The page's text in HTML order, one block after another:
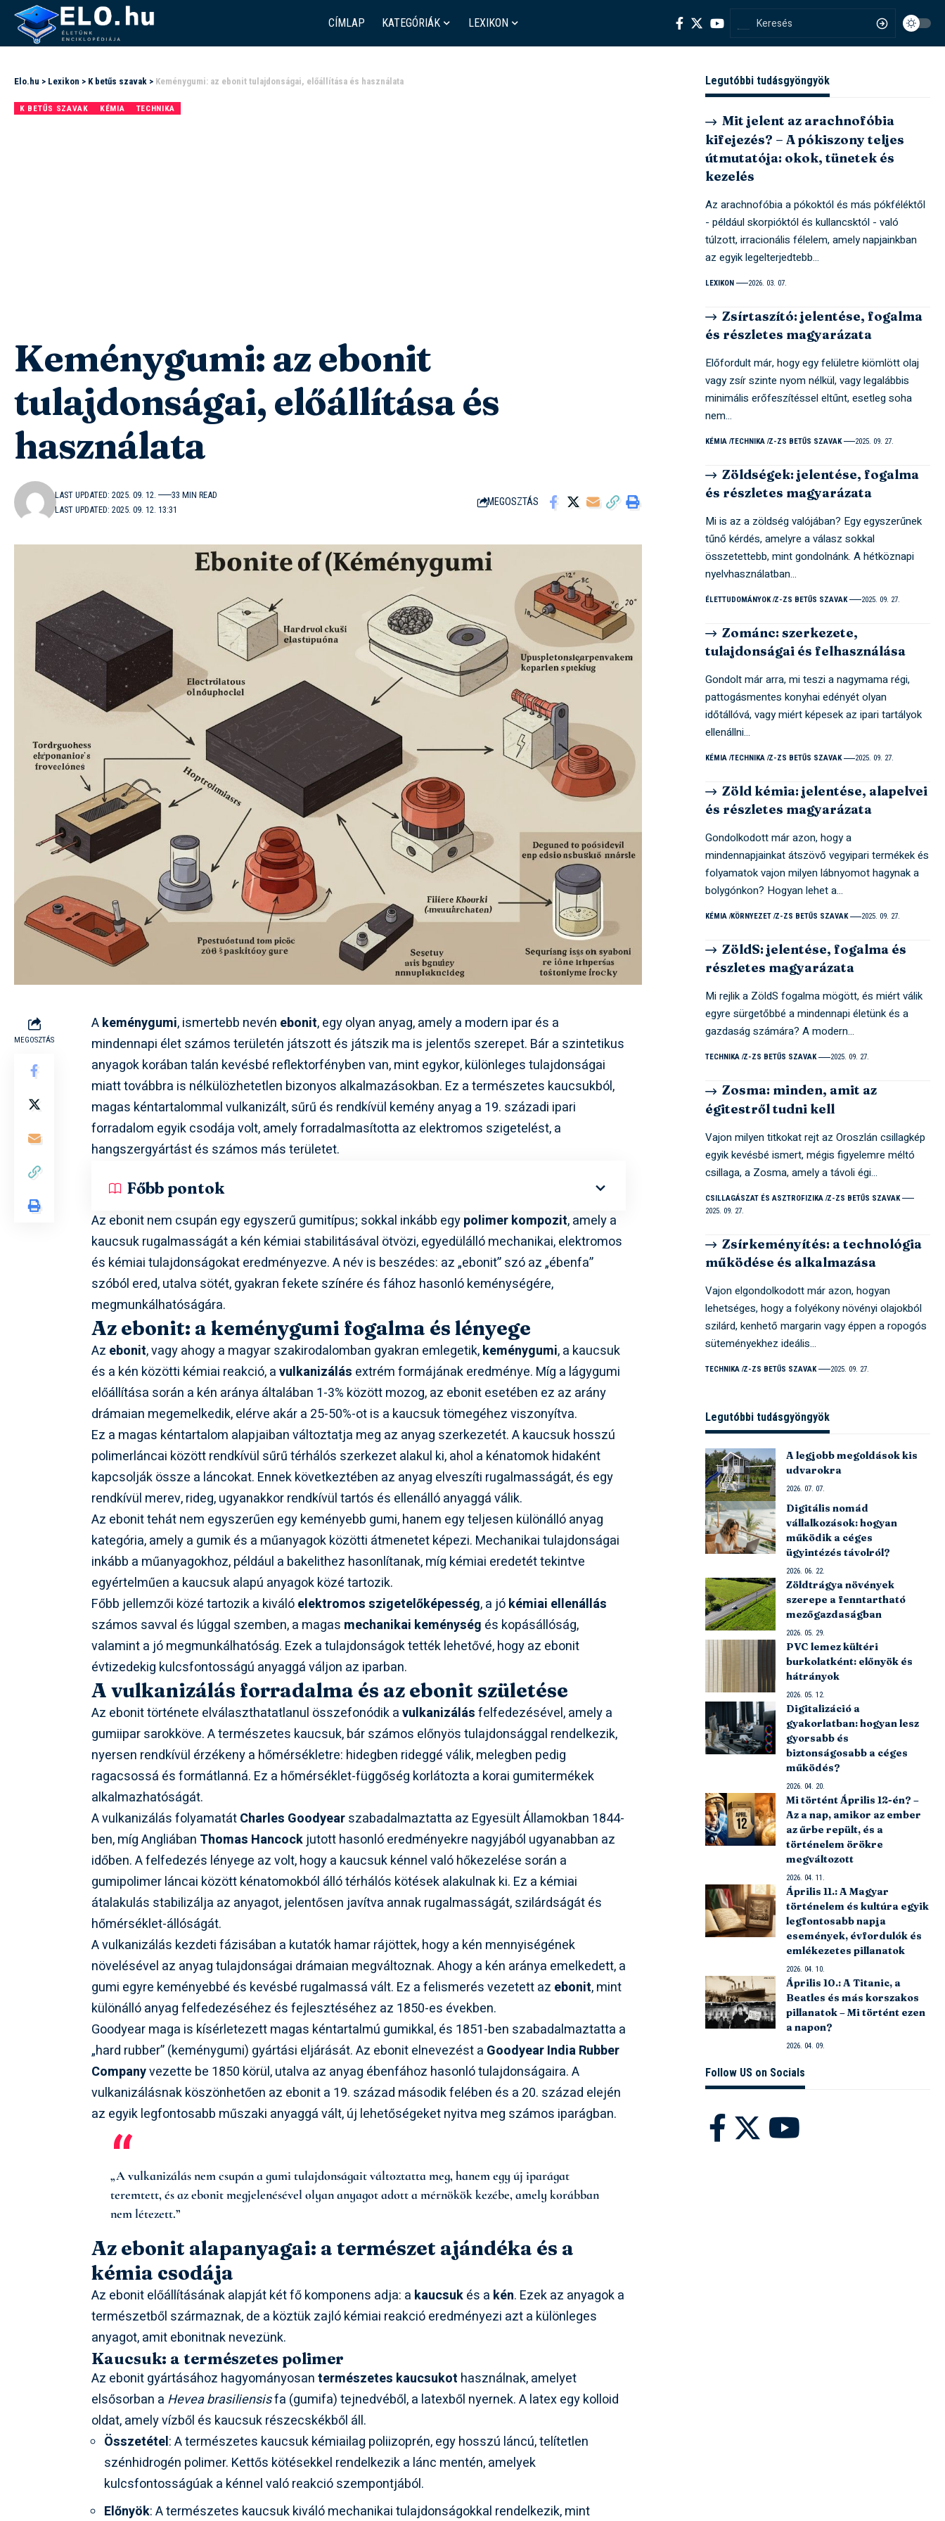
CÍMLAP KATEGÓRIÁK LEXIKON
Elo.hu > Lexikon > K betűs szavak > Keménygumi: az ebonit tulajdonságai, előállítása és használata
K BETŰS SZAVAK KÉMIA TECHNIKA
Keménygumi: az ebonit
tulajdonságai, előállítása és
használata
LAST UPDATED: 2025. 09. 12. 13:31
LAST UPDATED: 2025. 09. 12. 33 MIN READ
MEGOSZTÁS
MEGOSZTÁS
Akeménygumi, ismertebb nevén ebonit, egy olyan anyag, amely a modern ipar és a
mindennapi élet számos területén játszott és játszik ma is jelentős szerepet. Bár a szintetikus
anyagok korában talán kevésbé reflektorfényben van, mint egykor, különleges tulajdonságai
miatt továbbra is nélkülözhetetlen bizonyos alkalmazásokban. Ez a természetes kaucsukból,
magas kéntartalommal vulkanizált, sűrű és rendkívül kemény anyag a 19. századi ipari
forradalom egyik csodája volt, amely forradalmasította az elektromos szigetelést, a
hangszergyártást és számos más területet.
Főbb pontok
Az ebonit nem csupán egy egyszerű gumitípus; sokkal inkább egypolimer kompozit, amely a
kaucsuk rugalmasságát a kén kémiai stabilitásával ötvözi, egyedülálló mechanikai, elektromos
és kémiai tulajdonságokat eredményezve. A név is beszédes: az „ebonit” szó az „ébenfa”
szóból ered, utalva sötét, gyakran fekete színére és fához hasonló keménységére,
megmunkálhatóságára.
Az ebonit: a keménygumi fogalma és lényege
Az ebonit, vagy ahogy a magyar szakirodalomban gyakran emlegetik,keménygumi, a kaucsuk
és a kén közötti kémiai reakció, avulkanizálás extrém formájának eredménye. Míg a lágygumi
előállítása során a kén aránya általában 1-3% között mozog, az ebonit esetében ez az arány
drámaian megemelkedik, elérve akár a 25-50%-ot is a kaucsuk tömegéhez viszonyítva.
Ez a magas kéntartalom alapjaiban változtatja meg az anyag szerkezetét. A kaucsuk hosszú
polimerláncai között rendkívül sűrű térhálós szerkezet alakul ki, ahol a kénatomok hidaként
kapcsolják össze a láncokat. Ennek következtében az anyag elveszíti rugalmasságát, és egy
rendkívül merev, rideg, ugyanakkor rendkívül tartós és ellenálló anyaggá válik.
Az ebonit tehát nem egyszerűen egy keményebb gumi, hanem egy teljesen különálló anyag
kategória, amely a gumik és a műanyagok közötti átmenetet képezi. Mechanikai tulajdonságai
inkább a műanyagokhoz, például a bakelithez hasonlítanak, míg kémiai eredetét tekintve
egyértelműen a kaucsuk alapú anyagok közé tartozik.
Főbb jellemzői közé tartozik a kiválóelektromos szigetelőképesség, a jókémiai ellenállás
számos savval és lúggal szemben, a magas mechanikai keménység és kopásállóság,
valamint a jó megmunkálhatóság. Ezek a tulajdonságok tették lehetővé, hogy az ebonit
évtizedekig kulcsfontosságú anyaggá váljon az iparban.
A vulkanizálás forradalma és az ebonit születése
Az ebonit története elválaszthatatlanul összefonódik avulkanizálásfelfedezésével, amely a
gumiipar sarokköve. A természetes kaucsuk, bár számos előnyös tulajdonsággal rendelkezik,
nyersen rendkívül érzékeny a hőmérsékletre: hidegben rideggé válik, melegben pedig
ragacsossá és formátlanná. Ez a hőmérséklet-függőség korlátozta a korai gumitermékek
alkalmazhatóságát.
A vulkanizálás folyamatátCharles Goodyearszabadalmaztatta az Egyesült Államokban 1844-
ben, míg Angliában Thomas Hancock jutott hasonló eredményekre nagyjából ugyanabban az
időben. A felfedezés lényege az volt, hogy a kaucsuk kénnel való hőkezelése során a
gumipolimer láncai között kénatomokból álló térhálós kötések alakulnak ki. Ez a kémiai
átalakulás stabilizálja az anyagot, jelentősen javítva annak rugalmasságát, szilárdságát és
hőmérséklet-állóságát.
A vulkanizálás kezdeti fázisában a kutatók hamar rájöttek, hogy a kén mennyiségének
növelésével az anyag tulajdonságai drámaian megváltoznak. Ahogy a kén aránya emelkedett, a
gumi egyre keményebbé és kevésbé rugalmassá vált. Ez a felismerés vezetett az ebonit, mint
különálló anyag felfedezéséhez és fejlesztéséhez az 1850-es években.
Goodyear maga is kísérletezett magas kéntartalmú gumikkal, és 1851-ben szabadalmaztatta a
„hard rubber” (keménygumi) gyártási eljárását. Az ebonit elnevezést a Goodyear India Rubber
Companyvezette be 1850 körül, utalva az anyag ébenfához hasonló tulajdonságaira. A
vulkanizálásnak köszönhetően az ebonit a 19. század második felében és a 20. század elején
az egyik legfontosabb műszaki anyaggá vált, új lehetőségeket nyitva meg számos iparágban.
„A vulkanizálás nem csupán a gumi tulajdonságait változtatta meg, hanem egy új iparágat
teremtett, és az ebonit megjelenésével olyan anyagot adott a mérnökök kezébe, amely korábban
nem létezett.”
Az ebonit alapanyagai: a természet ajándéka és a
kémia csodája
Az ebonit előállításának alapját két fő komponens adja: a kaucsukés a kén. Ezek az anyagok a
természetből származnak, de a köztük zajló kémiai reakció eredményezi azt a különleges
anyagot, amit ebonitnak nevezünk.
Kaucsuk: a természetes polimer
Az ebonit gyártásához hagyományosantermészetes kaucsukot használnak, amelyet
elsősorban a Hevea brasiliensisfa (gumifa) tejnedvéből, a latexből nyernek. A latex egy kolloid
oldat, amely vízből és kaucsuk részecskékből áll.
Összetétel: A természetes kaucsuk kémiailag poliizoprén, egy hosszú láncú, telítetlen
szénhidrogén polimer. Kettős kötésekkel rendelkezik a lánc mentén, amelyek
kulcsfontosságúak a kénnel való reakció szempontjából.
Előnyök: A természetes kaucsuk kiváló mechanikai tulajdonságokkal rendelkezik, mint
Legutóbbi tudásgyöngyök
Mit jelent az arachnofóbia
kifejezés? – A pókiszony teljes
útmutatója: okok, tünetek és
kezelés
Az arachnofóbia a pókoktól és más pókféléktől
- például skorpióktól és kullancsktól - való
túlzott, irracionális félelem, amely napjainkban
az egyik legelterjedtebb…
LEXIKON 2026. 03. 07.
Zsírtaszító: jelentése, fogalma
és részletes magyarázata
Előfordult már, hogy egy felületre kiömlött olaj
vagy zsír szinte nyom nélkül, vagy legalábbis
minimális erőfeszítéssel eltűnt, esetleg soha
nem…
KÉMIA TECHNIKA Z-ZS BETŰS SZAVAK 2025. 09. 27.
Zöldségek: jelentése, fogalma
és részletes magyarázata
Mi is az a zöldség valójában? Egy egyszerűnek
tűnő kérdés, amelyre a válasz sokkal
összetettebb, mint gondolnánk. A hétköznapi
nyelvhasználatban…
ÉLETTUDOMÁNYOK Z-ZS BETŰS SZAVAK 2025. 09. 27.
Zománc: szerkezete,
tulajdonságai és felhasználása
Gondolt már arra, mi teszi a nagymama régi,
pattogásmentes konyhai edényét olyan
időtállóvá, vagy miért képesek az ipari tartályok
ellenállni…
KÉMIA TECHNIKA Z-ZS BETŰS SZAVAK 2025. 09. 27.
Zöld kémia: jelentése, alapelvei
és részletes magyarázata
Gondolkodott már azon, hogy a
mindennapjainkat átszövő vegyipari termékek és
folyamatok vajon milyen lábnyomot hagynak a
bolygónkon? Hogyan lehet a…
KÉMIA KÖRNYEZET Z-ZS BETŰS SZAVAK 2025. 09. 27.
ZöldS: jelentése, fogalma és
részletes magyarázata
Mi rejlik a ZöldS fogalma mögött, és miért válik
egyre sürgetőbbé a mindennapi életünk és a
gazdaság számára? A modern…
TECHNIKA Z-ZS BETŰS SZAVAK 2025. 09. 27.
Zosma: minden, amit az
égitestről tudni kell
Vajon milyen titkokat rejt az Oroszlán csillagkép
egyik kevésbé ismert, mégis figyelemre méltó
csillaga, a Zosma, amely a távoli égi…
CSILLAGÁSZAT ÉS ASZTROFIZIKA Z-ZS BETŰS SZAVAK
2025. 09. 27.
Zsírkeményítés: a technológia
működése és alkalmazása
Vajon elgondolkodott már azon, hogyan
lehetséges, hogy a folyékony növényi olajokból
szilárd, kenhető margarin vagy éppen a ropogós
süteményekhez ideális…
TECHNIKA Z-ZS BETŰS SZAVAK 2025. 09. 27.
Legutóbbi tudásgyöngyök
A legjobb megoldások kis
udvarokra
2026. 07. 07.
Digitális nomád
vállalkozások: hogyan
működik a céges
ügyintézés távolról?
2026. 06. 22.
Zöldtrágya növények
szerepe a fenntartható
mezőgazdaságban
2026. 05. 29.
PVC lemez kültéri
burkolatként: előnyök és
hátrányok
2026. 05. 12.
Digitalizáció a
gyakorlatban: hogyan lesz
gyorsabb és
biztonságosabb a céges
működés?
2026. 04. 20.
Mi történt Április 12-én? –
Az a nap, amikor az ember
az űrbe repült, és a
történelem örökre
megváltozott
2026. 04. 11.
Április 11.: A Magyar
történelem és kultúra egyik
legfontosabb napja
események, évfordulók és
emlékezetes pillanatok
2026. 04. 10.
Április 10.: A Titanic, a
Beatles és más korszakos
pillanatok – Mi történt ezen
a napon?
2026. 04. 09.
Follow US on Socials